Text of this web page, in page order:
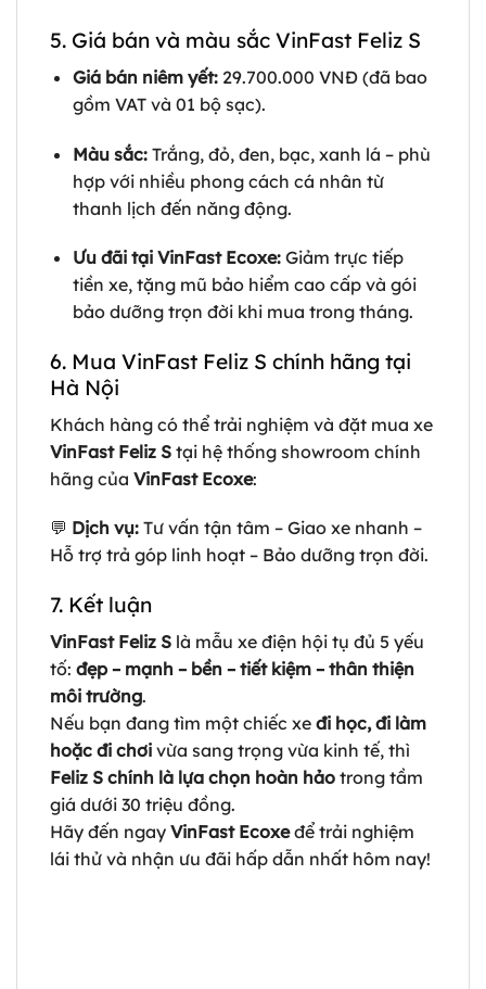
5. Giá bán và màu sắc VinFast Feliz S
Giá bán niêm yết:29.700.000 VNĐ (đã bao
gồm VAT và 01 bộ sạc).
Màu sắc:Trắng, đỏ, đen, bạc, xanh lá – phù
hợp với nhiều phong cách cá nhân từ
thanh lịch đến năng động.
Ưu đãi tại VinFast Ecoxe:Giảm trực tiếp
tiền xe, tặng mũ bảo hiểm cao cấp và gói
bảo dưỡng trọn đời khi mua trong tháng.
6. Mua VinFast Feliz S chính hãng tại
Hà Nội
Khách hàng có thể trải nghiệm và đặt mua xe
VinFast Feliz S tại hệ thống showroom chính
hãng của VinFast Ecoxe:
💬 Dịch vụ: Tư vấn tận tâm – Giao xe nhanh –
Hỗ trợ trả góp linh hoạt – Bảo dưỡng trọn đời.
7. Kết luận
VinFast Feliz S là mẫu xe điện hội tụ đủ 5 yếu
tố: đẹp – mạnh – bền – tiết kiệm – thân thiện
môi trường.
Nếu bạn đang tìm một chiếc xe đi học, đi làm
hoặc đi chơi vừa sang trọng vừa kinh tế, thì
Feliz S chính là lựa chọn hoàn hảo trong tầm
giá dưới 30 triệu đồng.
Hãy đến ngay VinFast Ecoxeđể trải nghiệm
lái thử và nhận ưu đãi hấp dẫn nhất hôm nay!